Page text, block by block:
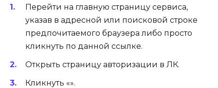
Перейти на главную страницу сервиса,
указав в адресной или поисковой строке
предпочитаемого браузера либо просто
кликнуть по данной ссылке.
Открыть страницу авторизации в ЛК.
Кликнуть «».